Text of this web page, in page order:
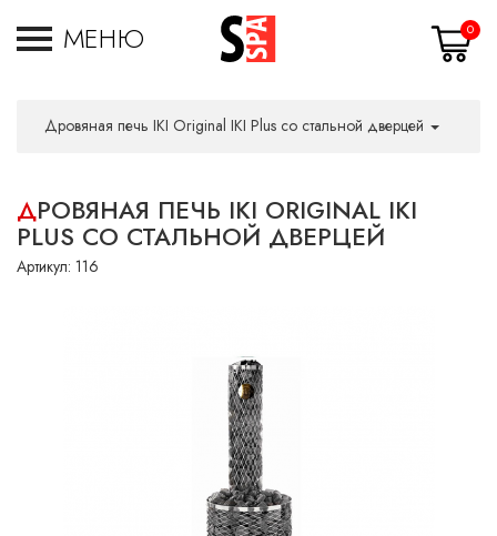
МЕНЮ 0
Дровяная печь IKI Original IKI Plus со стальной дверцей
ДРОВЯНАЯ ПЕЧЬ IKI ORIGINAL IKI
PLUS СО СТАЛЬНОЙ ДВЕРЦЕЙ
Артикул: 116